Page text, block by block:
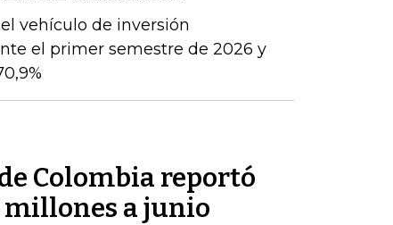
vehículo de inversión
el primer semestre de 2026 y
Colombia reportó
millones a junio